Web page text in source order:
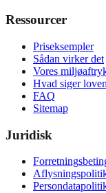
Ressourcer
Priseksempler
Sådan virker det
Vores
Hvad siger
FAQ
Sitemap
Juridisk